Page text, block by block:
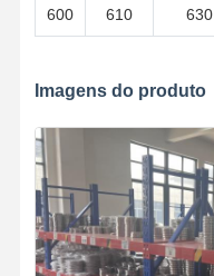
600 610 630
Imagens do produto